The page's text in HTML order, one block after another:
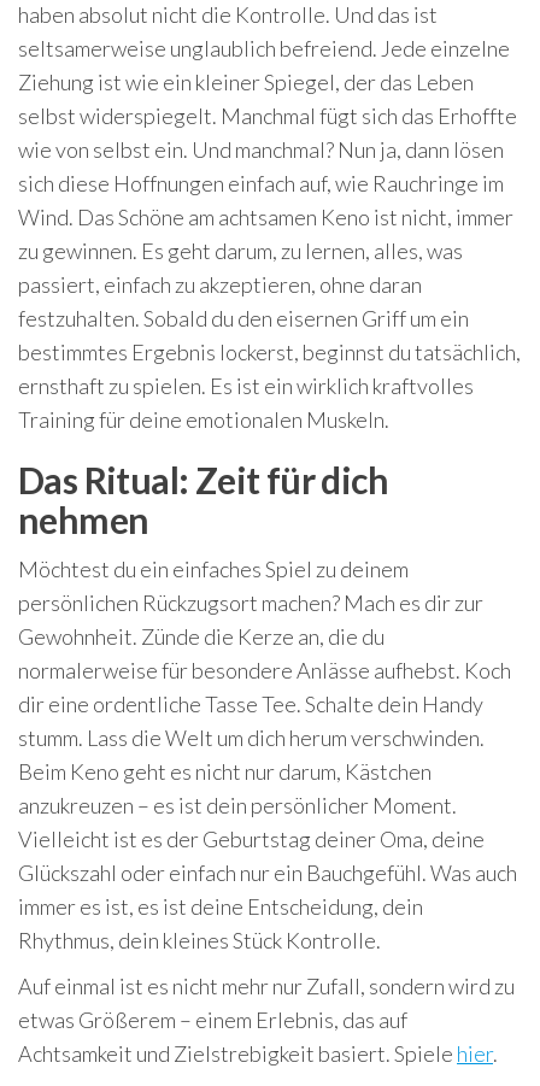
haben absolut nicht die Kontrolle. Und das ist
seltsamerweise unglaublich befreiend. Jede einzelne
Ziehung ist wie ein kleiner Spiegel, der das Leben
selbst widerspiegelt. Manchmal fügt sich das Erhoffte
wie von selbst ein. Und manchmal? Nun ja, dann lösen
sich diese Hoffnungen einfach auf, wie Rauchringe im
Wind. Das Schöne am achtsamen Keno ist nicht, immer
zu gewinnen. Es geht darum, zu lernen, alles, was
passiert, einfach zu akzeptieren, ohne daran
festzuhalten. Sobald du den eisernen Griff um ein
bestimmtes Ergebnis lockerst, beginnst du tatsächlich,
ernsthaft zu spielen. Es ist ein wirklich kraftvolles
Training für deine emotionalen Muskeln.
Das Ritual: Zeit für dich
nehmen
Möchtest du ein einfaches Spiel zu deinem
persönlichen Rückzugsort machen? Mach es dir zur
Gewohnheit. Zünde die Kerze an, die du
normalerweise für besondere Anlässe aufhebst. Koch
dir eine ordentliche Tasse Tee. Schalte dein Handy
stumm. Lass die Welt um dich herum verschwinden.
Beim Keno geht es nicht nur darum, Kästchen
anzukreuzen – es ist dein persönlicher Moment.
Vielleicht ist es der Geburtstag deiner Oma, deine
Glückszahl oder einfach nur ein Bauchgefühl. Was auch
immer es ist, es ist deine Entscheidung, dein
Rhythmus, dein kleines Stück Kontrolle.
Auf einmal ist es nicht mehr nur Zufall, sondern wird zu
etwas Größerem – einem Erlebnis, das auf
Achtsamkeit und Zielstrebigkeit basiert. Spiele hier.